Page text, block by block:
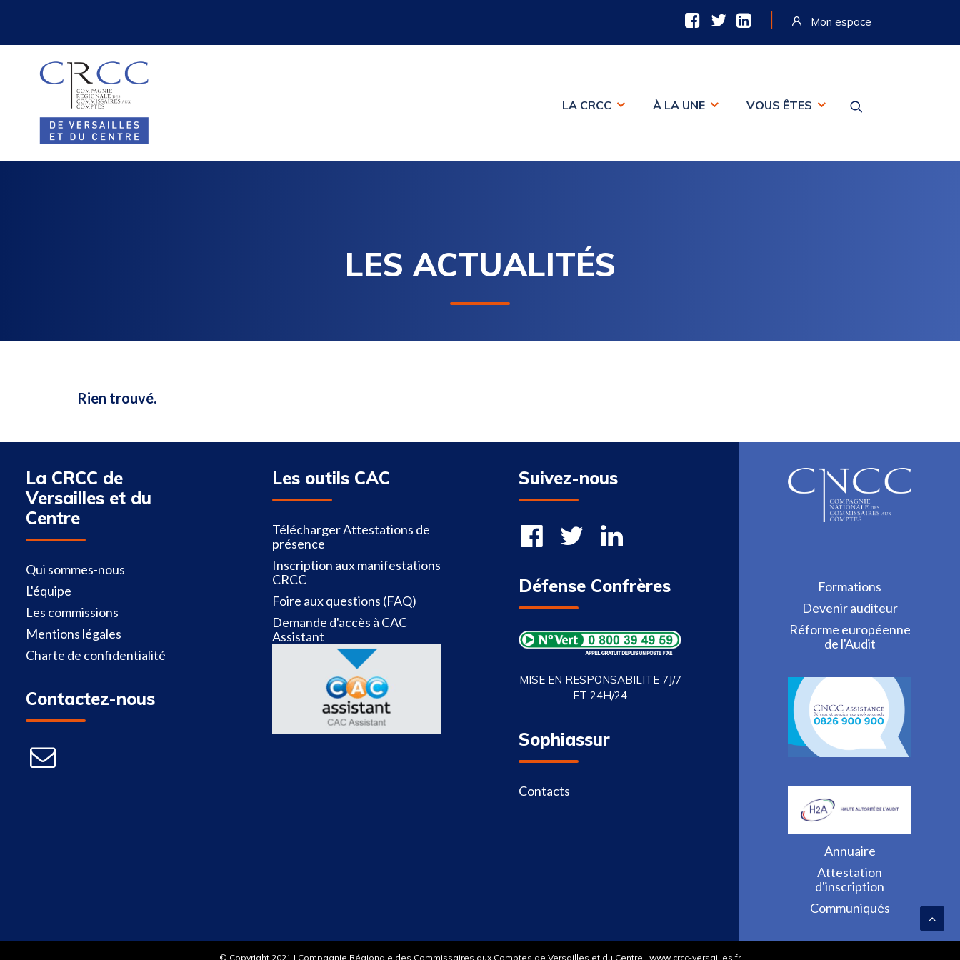
| Mon espace
LA CRCC À LA UNE VOUS ÊTES
LES ACTUALITÉS
Rien trouvé.
La CRCC de
Versailles et du
Centre
Qui sommes-nous
L'équipe
Les commissions
Mentions légales
Charte de confidentialité
Contactez-nous
Les outils CAC
Télécharger Attestations de
présence
Inscription aux manifestations
CRCC
Foire aux questions (FAQ)
Demande d'accès à CAC
Assistant
Suivez-nous
Défense Confrères
MISE EN RESPONSABILITE 7J/7
ET 24H/24
Sophiassur
Contacts
Formations
Devenir auditeur
Réforme européenne
de l'Audit
Annuaire
Attestation
d'inscription
Communiqués
© Copyright 2021 | Compagnie Régionale des Commissaires aux Comptes de Versailles et du Centre | www.crcc-versailles.fr